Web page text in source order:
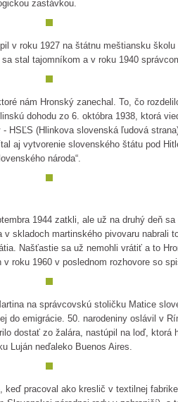
zastávkou.
v roku 1927 na štátnu meštiansku
stal tajomníkom a v roku 1940
nám Hronský zanechal. To, čo
dohodu zo 6. októbra 1938, ktorá
HSĽS (Hlinkova slovenská ľudová
aj vytvorenie slovenského štátu pod
národa“.
1944 zatkli, ale už na druhý deň
skladoch martinského pivovaru nabrali
Našťastie sa už nemohli vrátiť a to
roku 1960 v poslednom rozhovore so
na správcovskú stoličku Matice
do emigrácie. 50. narodeniny oslávil v
dostať zo žalára, nastúpil na loď, ktorá
Luján neďaleko Buenos Aires.
keď pracoval ako kreslič v textilnej